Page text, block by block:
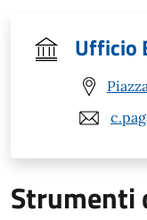
Ufficio
Strumenti